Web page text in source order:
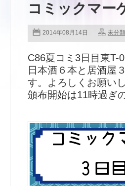
コミックマー
2014年08月14日 未分類
C86夏コミ3日目東T-
日本酒６本と居酒屋
す。よろしくお願い
頒布開始は11時過ぎ